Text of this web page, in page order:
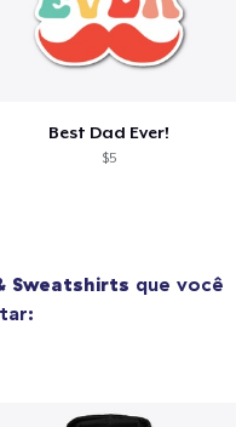
Best Dad Ever!
$5
Sweatshirts que você